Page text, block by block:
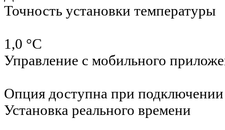
Точность установки температуры
1,0 °С
Управление c мобильного
Опция доступна при
Установка реального времени